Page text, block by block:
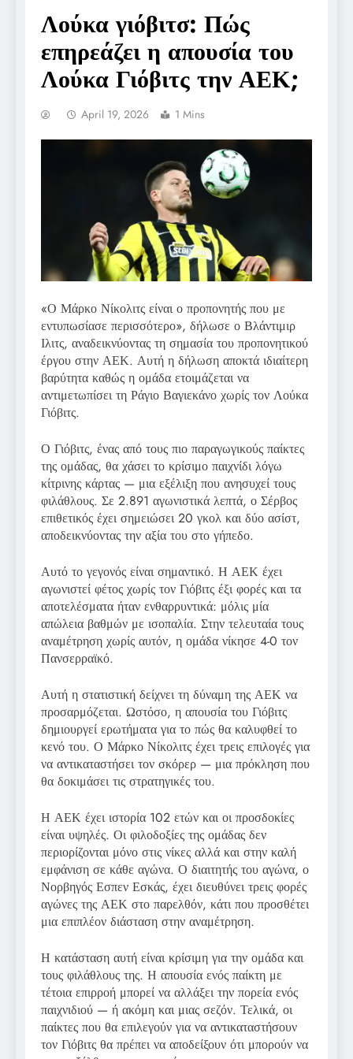
Λούκα γιόβιτσ: Πώς
επηρεάζει η απουσία του
Λούκα Γιόβιτς την ΑΕΚ;
April 19, 2026 1 Mins
«Ο Μάρκο Νίκολιτς είναι ο προπονητής που με
εντυπωσίασε περισσότερο», δήλωσε ο Βλάντιμιρ
Ιλιτς, αναδεικνύοντας τη σημασία του προπονητικού
έργου στην ΑΕΚ. Αυτή η δήλωση αποκτά ιδιαίτερη
βαρύτητα καθώς η ομάδα ετοιμάζεται να
αντιμετωπίσει τη Ράγιο Βαγιεκάνο χωρίς τον Λούκα
Γιόβιτς.
Ο Γιόβιτς, ένας από τους πιο παραγωγικούς παίκτες
της ομάδας, θα χάσει το κρίσιμο παιχνίδι λόγω
κίτρινης κάρτας — μια εξέλιξη που ανησυχεί τους
φιλάθλους. Σε 2.891 αγωνιστικά λεπτά, ο Σέρβος
επιθετικός έχει σημειώσει 20 γκολ και δύο ασίστ,
αποδεικνύοντας την αξία του στο γήπεδο.
Αυτό το γεγονός είναι σημαντικό. Η ΑΕΚ έχει
αγωνιστεί φέτος χωρίς τον Γιόβιτς έξι φορές και τα
αποτελέσματα ήταν ενθαρρυντικά: μόλις μία
απώλεια βαθμών με ισοπαλία. Στην τελευταία τους
αναμέτρηση χωρίς αυτόν, η ομάδα νίκησε 4-0 τον
Πανσερραϊκό.
Αυτή η στατιστική δείχνει τη δύναμη της ΑΕΚ να
προσαρμόζεται. Ωστόσο, η απουσία του Γιόβιτς
δημιουργεί ερωτήματα για το πώς θα καλυφθεί το
κενό του. Ο Μάρκο Νίκολιτς έχει τρεις επιλογές για
να αντικαταστήσει τον σκόρερ — μια πρόκληση που
θα δοκιμάσει τις στρατηγικές του.
Η ΑΕΚ έχει ιστορία 102 ετών και οι προσδοκίες
είναι υψηλές. Οι φιλοδοξίες της ομάδας δεν
περιορίζονται μόνο στις νίκες αλλά και στην καλή
εμφάνιση σε κάθε αγώνα. Ο διαιτητής του αγώνα, ο
Νορβηγός Εσπεν Εσκάς, έχει διευθύνει τρεις φορές
αγώνες της ΑΕΚ στο παρελθόν, κάτι που προσθέτει
μια επιπλέον διάσταση στην αναμέτρηση.
Η κατάσταση αυτή είναι κρίσιμη για την ομάδα και
τους φιλάθλους της. Η απουσία ενός παίκτη με
τέτοια επιρροή μπορεί να αλλάξει την πορεία ενός
παιχνιδιού — ή ακόμη και μιας σεζόν. Τελικά, οι
παίκτες που θα επιλεγούν για να αντικαταστήσουν
τον Γιόβιτς θα πρέπει να αποδείξουν ότι μπορούν να